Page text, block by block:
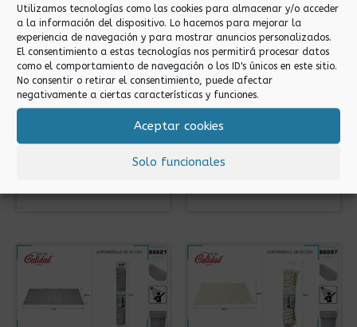
Utilizamos tecnologías como las cookies para almacenar y/o acceder
a la información del dispositivo. Lo hacemos para mejorar la
experiencia de navegación y para mostrar anuncios personalizados.
El consentimiento a estas tecnologías nos permitirá procesar datos
como el comportamiento de navegación o los ID's únicos en este sitio.
No consentir o retirar el consentimiento, puede afectar
negativamente a ciertas características y funciones.
Aceptar cookies
Solo funcionales